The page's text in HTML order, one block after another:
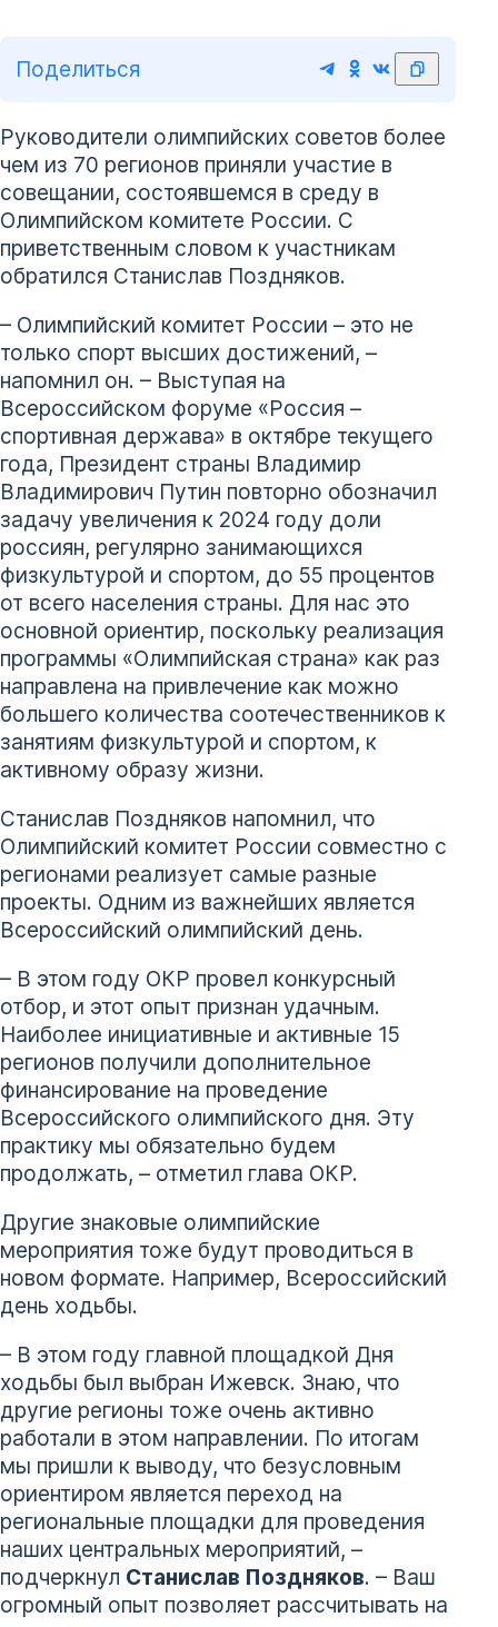
Поделиться
Руководители олимпийских советов более
чем из 70 регионов приняли участие в
совещании, состоявшемся в среду в
Олимпийском комитете России. С
приветственным словом к участникам
обратился Станислав Поздняков.
– Олимпийский комитет России – это не
только спорт высших достижений, –
напомнил он. – Выступая на
Всероссийском форуме «Россия –
спортивная держава» в октябре текущего
года, Президент страны Владимир
Владимирович Путин повторно обозначил
задачу увеличения к 2024 году доли
россиян, регулярно занимающихся
физкультурой и спортом, до 55 процентов
от всего населения страны. Для нас это
основной ориентир, поскольку реализация
программы «Олимпийская страна» как раз
направлена на привлечение как можно
большего количества соотечественников к
занятиям физкультурой и спортом, к
активному образу жизни.
Станислав Поздняков напомнил, что
Олимпийский комитет России совместно с
регионами реализует самые разные
проекты. Одним из важнейших является
Всероссийский олимпийский день.
– В этом году ОКР провел конкурсный
отбор, и этот опыт признан удачным.
Наиболее инициативные и активные 15
регионов получили дополнительное
финансирование на проведение
Всероссийского олимпийского дня. Эту
практику мы обязательно будем
продолжать, – отметил глава ОКР.
Другие знаковые олимпийские
мероприятия тоже будут проводиться в
новом формате. Например, Всероссийский
день ходьбы.
– В этом году главной площадкой Дня
ходьбы был выбран Ижевск. Знаю, что
другие регионы тоже очень активно
работали в этом направлении. По итогам
мы пришли к выводу, что безусловным
ориентиром является переход на
региональные площадки для проведения
наших центральных мероприятий, –
подчеркнул Станислав Поздняков. – Ваш
огромный опыт позволяет рассчитывать на